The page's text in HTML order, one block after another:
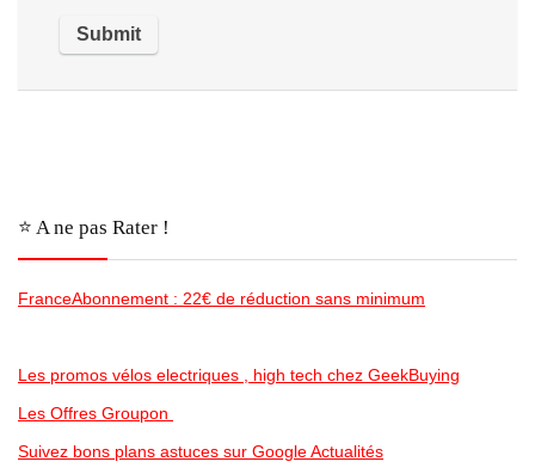
⭐️ A ne pas Rater !
FranceAbonnement : 22€ de réduction sans minimum
Les promos vélos electriques , high tech chez GeekBuying
Les Offres Groupon
Suivez bons plans astuces sur Google Actualités